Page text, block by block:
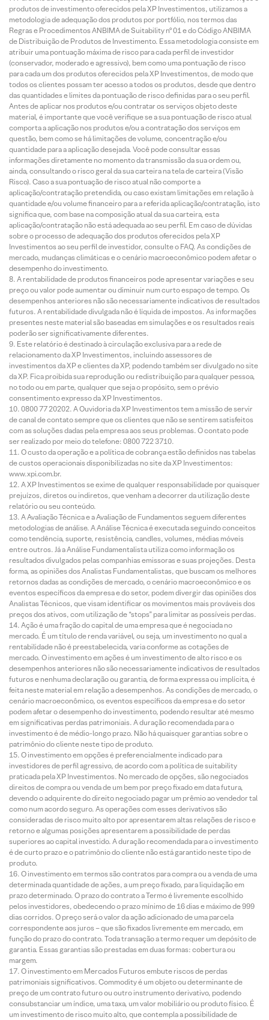
produtos de investimento oferecidos pela XP Investimentos, utilizamos a
metodologia de adequação dos produtos por portfólio, nos termos das
Regras e Procedimentos ANBIMA de Suitability nº 01 e do Código ANBIMA
de Distribuição de Produtos de Investimento. Essa metodologia consiste em
atribuir uma pontuação máxima de risco para cada perfil de investidor
(conservador, moderado e agressivo), bem como uma pontuação de risco
para cada um dos produtos oferecidos pela XP Investimentos, de modo que
todos os clientes possam ter acesso a todos os produtos, desde que dentro
das quantidades e limites da pontuação de risco definidas para o seu perfil.
Antes de aplicar nos produtos e/ou contratar os serviços objeto deste
material, é importante que você verifique se a sua pontuação de risco atual
comporta a aplicação nos produtos e/ou a contratação dos serviços em
questão, bem como se há limitações de volume, concentração e/ou
quantidade para a aplicação desejada. Você pode consultar essas
informações diretamente no momento da transmissão da sua ordem ou,
ainda, consultando o risco geral da sua carteira na tela de carteira (Visão
Risco). Caso a sua pontuação de risco atual não comporte a
aplicação/contratação pretendida, ou caso existam limitações em relação à
quantidade e/ou volume financeiro para a referida aplicação/contratação, isto
significa que, com base na composição atual da sua carteira, esta
aplicação/contratação não está adequada ao seu perfil. Em caso de dúvidas
sobre o processo de adequação dos produtos oferecidos pela XP
Investimentos ao seu perfil de investidor, consulte o FAQ. As condições de
mercado, mudanças climáticas e o cenário macroeconômico podem afetar o
desempenho do investimento.
A rentabilidade de produtos financeiros pode apresentar variações e seu
preço ou valor pode aumentar ou diminuir num curto espaço de tempo. Os
desempenhos anteriores não são necessariamente indicativos de resultados
futuros. A rentabilidade divulgada não é líquida de impostos. As informações
presentes neste material são baseadas em simulações e os resultados reais
poderão ser significativamente diferentes.
Este relatório é destinado à circulação exclusiva para a rede de
relacionamento da XP Investimentos, incluindo assessores de
investimentos da XP e clientes da XP, podendo também ser divulgado no site
da XP. Fica proibida sua reprodução ou redistribuição para qualquer pessoa,
no todo ou em parte, qualquer que seja o propósito, sem o prévio
consentimento expresso da XP Investimentos.
0800 77 20202. A Ouvidoria da XP Investimentos tem a missão de servir
de canal de contato sempre que os clientes que não se sentirem satisfeitos
com as soluções dadas pela empresa aos seus problemas. O contato pode
ser realizado por meio do telefone: 0800 722 3710.
O custo da operação e a política de cobrança estão definidos nas tabelas
de custos operacionais disponibilizadas no site da XP Investimentos:
www.xpi.com.br.
A XP Investimentos se exime de qualquer responsabilidade por quaisquer
prejuízos, diretos ou indiretos, que venham a decorrer da utilização deste
relatório ou seu conteúdo.
A Avaliação Técnica e a Avaliação de Fundamentos seguem diferentes
metodologias de análise. A Análise Técnica é executada seguindo conceitos
como tendência, suporte, resistência, candles, volumes, médias móveis
entre outros. Já a Análise Fundamentalista utiliza como informação os
resultados divulgados pelas companhias emissoras e suas projeções. Desta
forma, as opiniões dos Analistas Fundamentalistas, que buscam os melhores
retornos dadas as condições de mercado, o cenário macroeconômico e os
eventos específicos da empresa e do setor, podem divergir das opiniões dos
Analistas Técnicos, que visam identificar os movimentos mais prováveis dos
preços dos ativos, com utilização de “stops” para limitar as possíveis perdas.
Ação é uma fração do capital de uma empresa que é negociada no
mercado. É um título de renda variável, ou seja, um investimento no qual a
rentabilidade não é preestabelecida, varia conforme as cotações de
mercado. O investimento em ações é um investimento de alto risco e os
desempenhos anteriores não são necessariamente indicativos de resultados
futuros e nenhuma declaração ou garantia, de forma expressa ou implícita, é
feita neste material em relação a desempenhos. As condições de mercado, o
cenário macroeconômico, os eventos específicos da empresa e do setor
podem afetar o desempenho do investimento, podendo resultar até mesmo
em significativas perdas patrimoniais. A duração recomendada para o
investimento é de médio-longo prazo. Não há quaisquer garantias sobre o
patrimônio do cliente neste tipo de produto.
O investimento em opções é preferencialmente indicado para
investidores de perfil agressivo, de acordo com a política de suitability
praticada pela XP Investimentos. No mercado de opções, são negociados
direitos de compra ou venda de um bem por preço fixado em data futura,
devendo o adquirente do direito negociado pagar um prêmio ao vendedor tal
como num acordo seguro. As operações com esses derivativos são
consideradas de risco muito alto por apresentarem altas relações de risco e
retorno e algumas posições apresentarem a possibilidade de perdas
superiores ao capital investido. A duração recomendada para o investimento
é de curto prazo e o patrimônio do cliente não está garantido neste tipo de
produto.
O investimento em termos são contratos para compra ou a venda de uma
determinada quantidade de ações, a um preço fixado, para liquidação em
prazo determinado. O prazo do contrato a Termo é livremente escolhido
pelos investidores, obedecendo o prazo mínimo de 16 dias e máximo de 999
dias corridos. O preço será o valor da ação adicionado de uma parcela
correspondente aos juros – que são fixados livremente em mercado, em
função do prazo do contrato. Toda transação a termo requer um depósito de
garantia. Essas garantias são prestadas em duas formas: cobertura ou
margem.
O investimento em Mercados Futuros embute riscos de perdas
patrimoniais significativos. Commodity é um objeto ou determinante de
preço de um contrato futuro ou outro instrumento derivativo, podendo
consubstanciar um índice, uma taxa, um valor mobiliário ou produto físico. É
um investimento de risco muito alto, que contempla a possibilidade de